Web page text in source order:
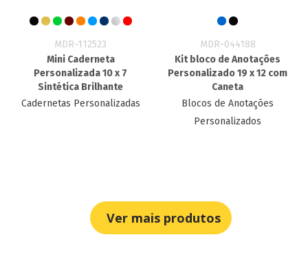
MDR-112523
Mini Caderneta
Personalizada 10 x 7
Sintética Brilhante
Cadernetas Personalizadas
MDR-044188
Kit bloco de Anotações
Personalizado 19 x 12​ com
Caneta
Blocos de Anotações
Personalizados
Ver mais produtos